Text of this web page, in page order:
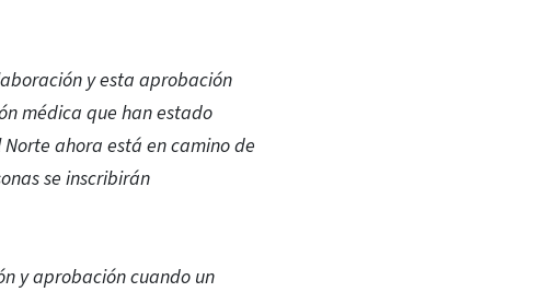
y esta aprobación
médica que han estado
Norte ahora está en camino de
se inscribirán
y aprobación cuando un